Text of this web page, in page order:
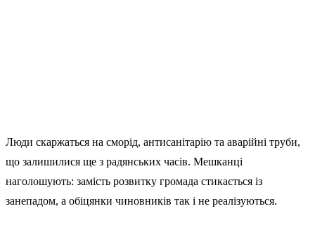
Люди скаржаться на сморід, антисанітарію та аварійні труби,
що залишилися ще з радянських часів. Мешканці
наголошують: замість розвитку громада стикається із
занепадом, а обіцянки чиновників так і не реалізуються.